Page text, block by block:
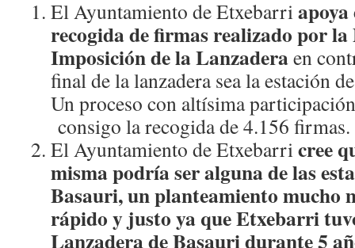
El Ayuntamiento de Etxebarri
recogida de firmas realizado por
Imposición de la Lanzaderaen
final de la lanzadera sea la estación
Un proceso con altísima
consigo la recogida de 4.156 firmas.
El Ayuntamiento de Etxebarricree
misma podría ser alguna de las
Basauri, un planteamiento mucho
rápido y justo ya que Etxebarri
Lanzadera de Basauri durante 5